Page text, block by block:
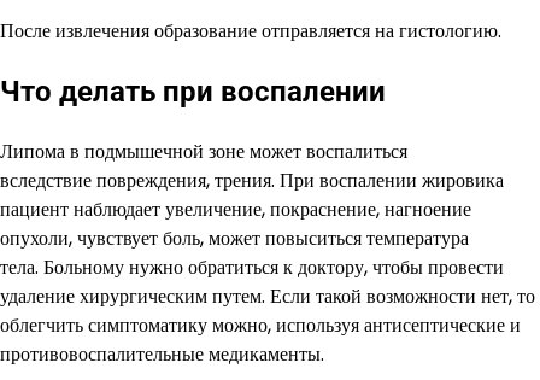
После извлечения образование отправляется на гистологию.
Что делать при воспалении
Липома в подмышечной зоне может воспалиться
вследствие повреждения, трения. При воспалении жировика
пациент наблюдает увеличение, покраснение, нагноение
опухоли, чувствует боль, может повыситься температура
тела. Больному нужно обратиться к доктору, чтобы провести
удаление хирургическим путем. Если такой возможности нет, то
облегчить симптоматику можно, используя антисептические и
противовоспалительные медикаменты.